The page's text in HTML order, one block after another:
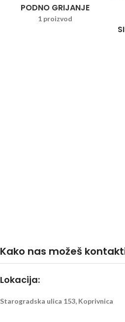
PODNO GRIJANJE
1 proizvod
Kako nas možeš
Lokacija:
Starogradska ulica 153, Koprivnica